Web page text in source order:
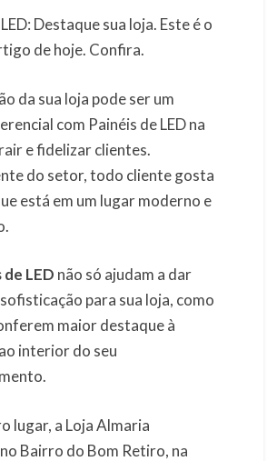
Destaque sua loja. Este é o
de hoje. Confira.
da sua loja pode ser um
com Painéis de LED na
e fidelizar clientes.
do setor, todo cliente gosta
está em um lugar moderno e
LED não só ajudam a dar
para sua loja, como
maior destaque à
interior do seu
lugar, a Loja Almaria
Bairro do Bom Retiro, na